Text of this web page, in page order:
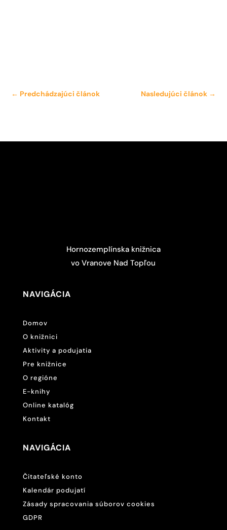
← Predchádzajúci článok Nasledujúci článok→
Hornozemplínska knižnica
vo Vranove Nad Topľou
NAVIGÁCIA
Domov
O knižnici
Aktivity a podujatia
Pre knižnice
O regióne
E-knihy
Online katalóg
Kontakt
NAVIGÁCIA
Čitateľské konto
Kalendár podujatí
Zásady spracovania súborov cookies
GDPR